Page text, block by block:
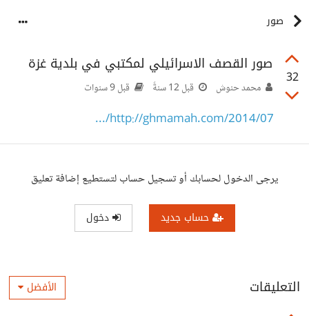
صور
32
صور القصف الاسرائيلي لمكتبي في بلدية غزة
محمد حنوش قبل 12 سنةً قبل 9 سنوات
http://ghmamah.com/2014/07/...
يرجى الدخول لحسابك أو تسجيل حساب لتستطيع إضافة تعليق
حساب جديد دخول
التعليقات الأفضل